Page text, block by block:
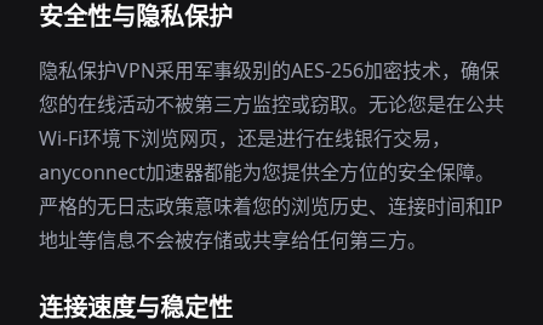
安全性与隐私保护
隐私保护VPN采用军事级别的AES-256加密技术，确保
您的在线活动不被第三方监控或窃取。无论您是在公共
Wi-Fi环境下浏览网页，还是进行在线银行交易，
anyconnect加速器都能为您提供全方位的安全保障。
严格的无日志政策意味着您的浏览历史、连接时间和IP
地址等信息不会被存储或共享给任何第三方。
连接速度与稳定性